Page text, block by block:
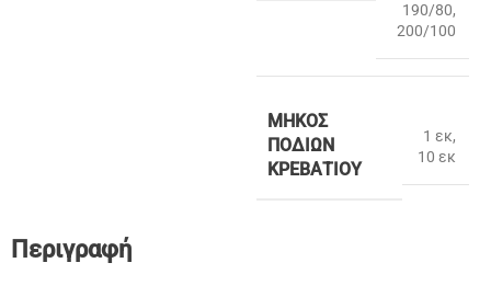
190/80,
200/100
ΜΉΚΟΣ
ΠΟΔΙΏΝ
ΚΡΕΒΑΤΙΟΎ
1 εκ,
10 εκ
Περιγραφή